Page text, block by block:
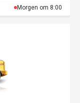
Morgen om 8:00